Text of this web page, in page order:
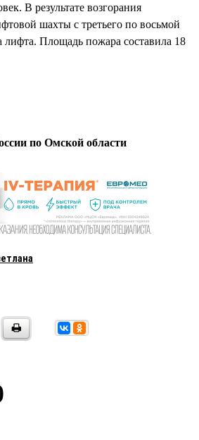
В результате возгорания
шахты с третьего по восьмой
лифта. Площадь пожара составила 18
по Омской области